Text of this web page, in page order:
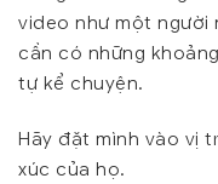
video như một
cần có những
tự kể chuyện.
Hãy đặt mình vào vị
xúc của họ.